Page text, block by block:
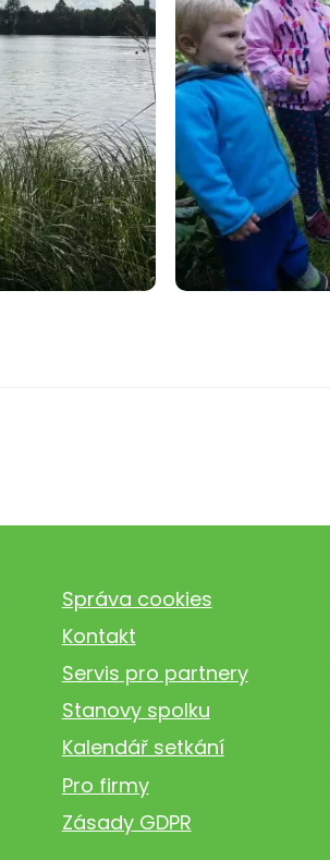
Správa cookies
Kontakt
Servis pro partnery
Stanovy spolku
Kalendář setkání
Pro firmy
Zásady GDPR